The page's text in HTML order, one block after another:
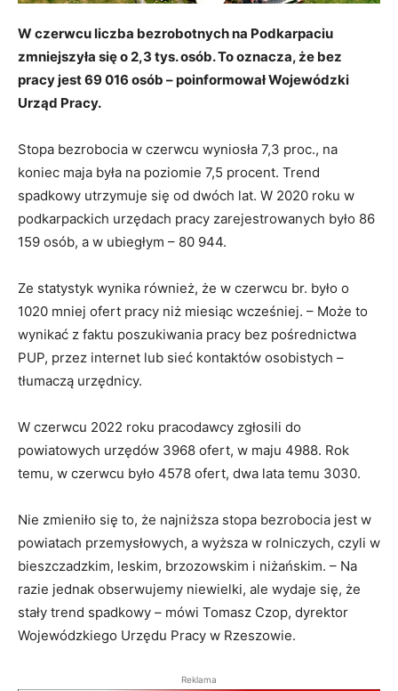
W czerwcu liczba bezrobotnych na Podkarpaciu
zmniejszyła się o 2,3 tys.osób. To oznacza, że bez
pracy jest 69 016 osób – poinformował Wojewódzki
Urząd Pracy.
Stopa bezrobocia w czerwcu wyniosła 7,3 proc., na
koniec maja była na poziomie 7,5 procent. Trend
spadkowy utrzymuje się od dwóch lat. W 2020 roku w
podkarpackich urzędach pracy zarejestrowanych było 86
159 osób, a w ubiegłym – 80 944.
Ze statystyk wynika również, że w czerwcu br. było o
1020 mniej ofert pracy niż miesiąc wcześniej. – Może to
wynikać z faktu poszukiwania pracy bez pośrednictwa
PUP, przez internet lub sieć kontaktów osobistych –
tłumaczą urzędnicy.
W czerwcu 2022 roku pracodawcy zgłosili do
powiatowych urzędów 3968 ofert, w maju 4988. Rok
temu, w czerwcu było 4578 ofert, dwa lata temu 3030.
Nie zmieniło się to, że najniższa stopa bezrobocia jest w
powiatach przemysłowych, a wyższa w rolniczych, czyli w
bieszczadzkim, leskim, brzozowskim i niżańskim. – Na
razie jednak obserwujemy niewielki, ale wydaje się, że
stały trend spadkowy – mówi Tomasz Czop, dyrektor
Wojewódzkiego Urzędu Pracy w Rzeszowie.
Reklama